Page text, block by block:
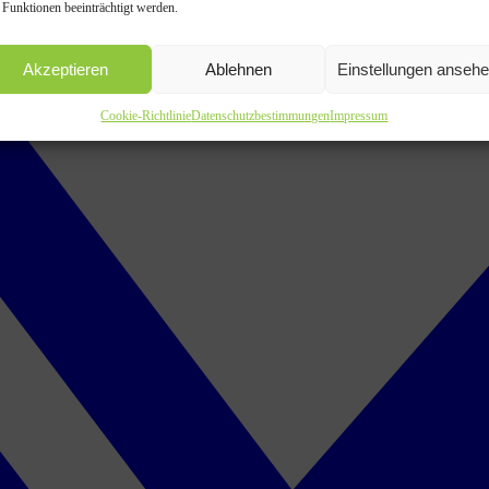
beeinträchtigt werden.
Akzeptieren Ablehnen Einstellungen
Cookie-RichtlinieDatenschutzbestimmungenImpressum